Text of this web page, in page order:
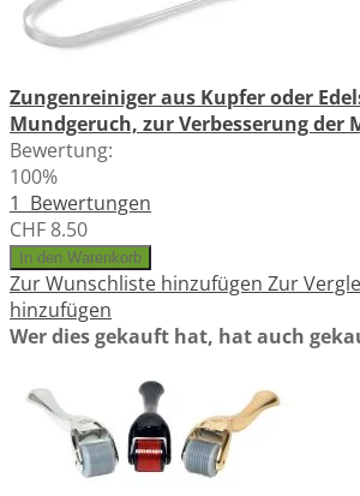
Zungenreiniger aus Kupfer oder
Mundgeruch, zur Verbesserung der
Bewertung:
100%
1 Bewertungen
CHF 8.50
In den Warenkorb
Zur Wunschliste hinzufügen Zur
hinzufügen
Wer dies gekauft hat, hat auch